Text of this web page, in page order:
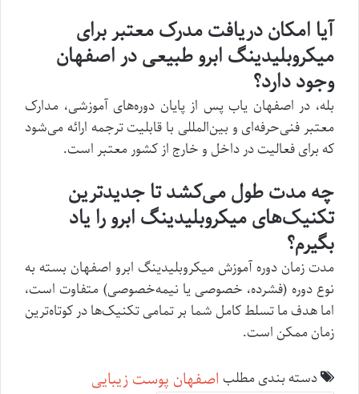
آیا امکان دریافت مدرک معتبر برای
میکروبلیدینگ ابرو طبیعی در اصفهان
وجود دارد؟
بله، در اصفهان یاب پس از پایان دوره‌های آموزشی، مدارک
معتبر فنی‌حرفه‌ای و بین‌المللی با قابلیت ترجمه ارائه می‌شود
که برای فعالیت در داخل و خارج از کشور معتبر است.
چه مدت طول می‌کشد تا جدیدترین
تکنیک‌های میکروبلیدینگ ابرو را یاد
بگیرم؟
مدت زمان دوره آموزش میکروبلیدینگ ابرو اصفهان بسته به
نوع دوره (فشرده، خصوصی یا نیمه‌خصوصی) متفاوت است،
اما هدف ما تسلط کامل شما بر تمامی تکنیک‌ها در کوتاه‌ترین
زمان ممکن است.
دسته بندی مطلب اصفهان پوستزیبایی